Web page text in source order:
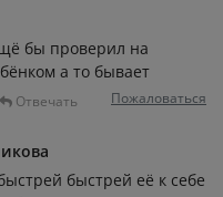
бы проверил на
а то бывает
Отвечать Пожаловаться
быстрей её к себе